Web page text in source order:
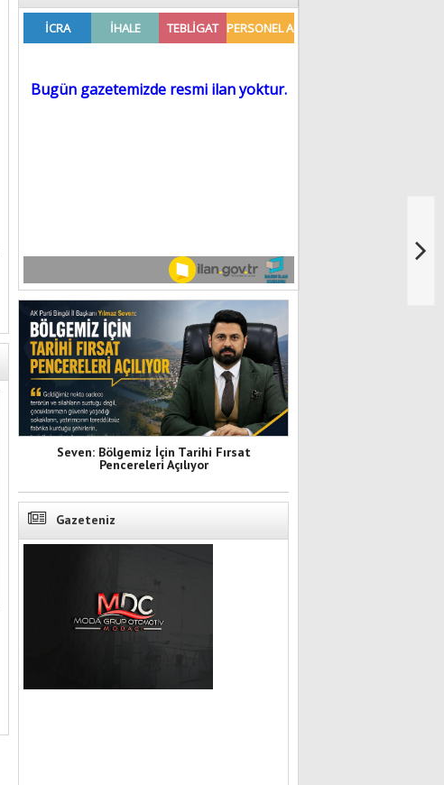
Seven: Bölgemiz İçin Tarihi Fırsat
Pencereleri Açılıyor
Gazeteniz